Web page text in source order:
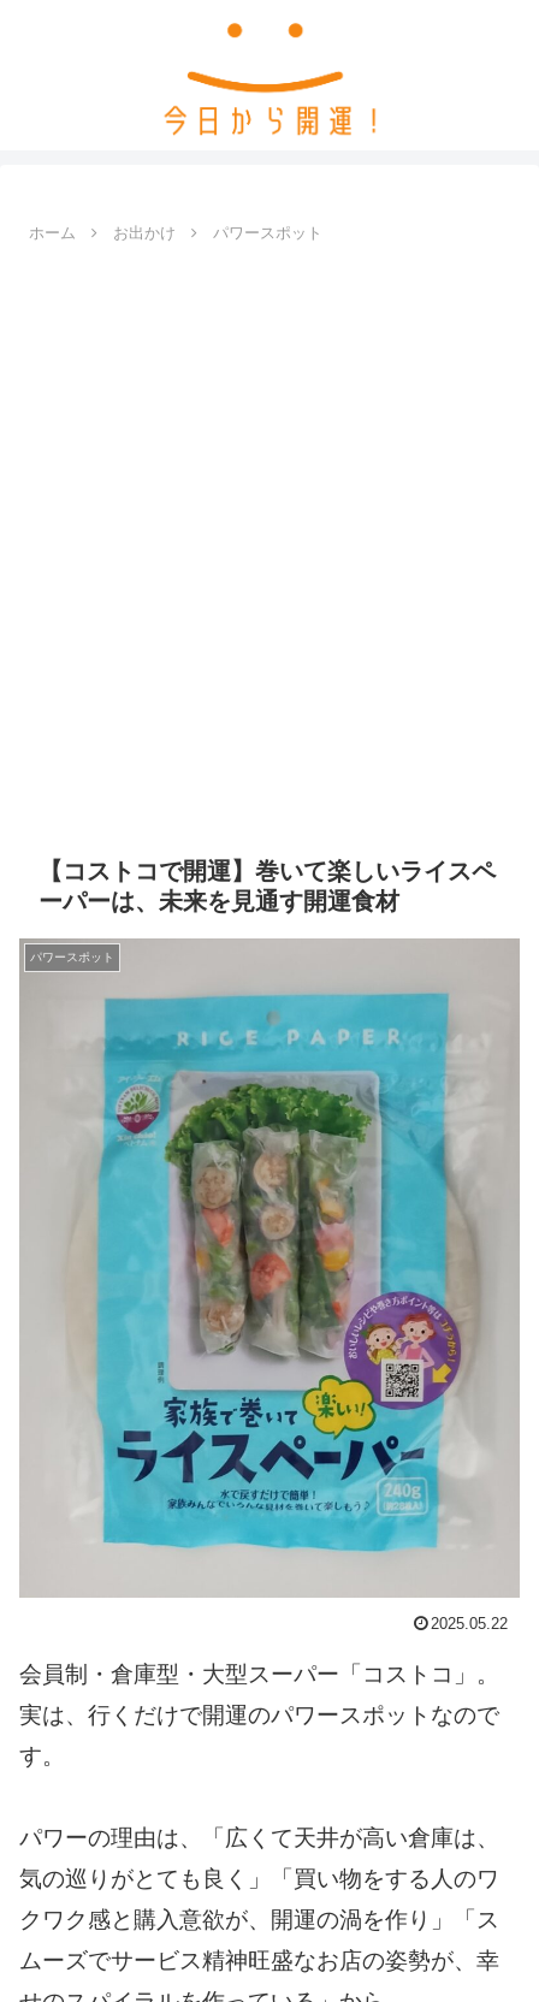
ホーム お出かけ パワースポット
【コストコで開運】巻いて楽しいライスペ
ーパーは、未来を見通す開運食材
パワースポット
2025.05.22
会員制・倉庫型・大型スーパー「コストコ」。
実は、行くだけで開運のパワースポットなので
す。
パワーの理由は、「広くて天井が高い倉庫は、
気の巡りがとても良く」「買い物をする人のワ
クワク感と購入意欲が、開運の渦を作り」「ス
ムーズでサービス精神旺盛なお店の姿勢が、幸